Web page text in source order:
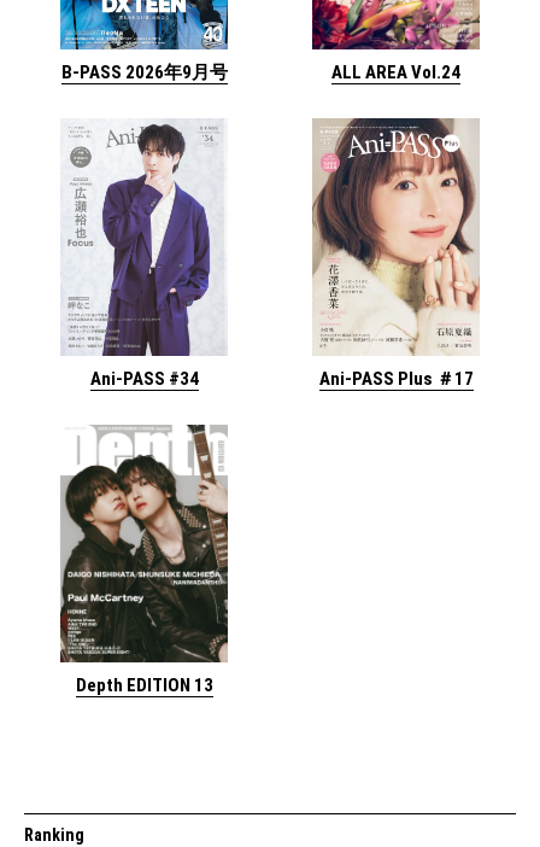
B-PASS 2026年9月号 ALL AREA Vol.24
Ani-PASS #34 Ani-PASS Plus ＃17
Depth EDITION 13
Ranking